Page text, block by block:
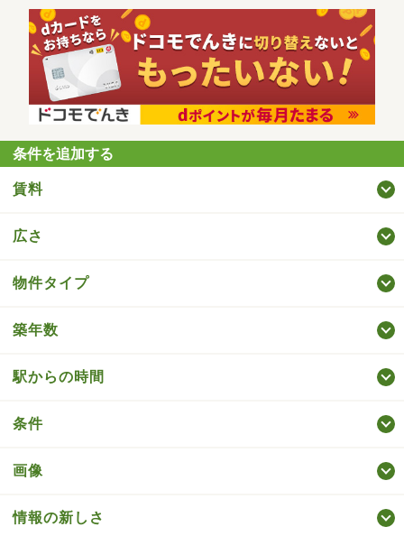
条件を追加する
賃料
広さ
物件タイプ
築年数
駅からの時間
条件
画像
情報の新しさ